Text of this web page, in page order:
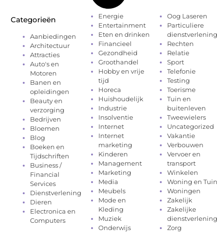
Categorieën
Aanbiedingen
Architectuur
Attracties
Auto's en
Motoren
Banen en
opleidingen
Beauty en
verzorging
Bedrijven
Bloemen
Blog
Boeken en
Tijdschriften
Business /
Financial
Services
Dienstverlening
Dieren
Electronica en
Computers
Energie
Entertainment
Eten en drinken
Financieel
Gezondheid
Groothandel
Hobby en vrije
tijd
Horeca
Huishoudelijk
Industrie
Insolventie
Internet
Internet
marketing
Kinderen
Management
Marketing
Media
Meubels
Mode en
Kleding
Muziek
Onderwijs
Oog Laseren
Particuliere
dienstverlening
Rechten
Relatie
Sport
Telefonie
Testing
Toerisme
Tuin en
buitenleven
Tweewielers
Uncategorized
Vakantie
Verbouwen
Vervoer en
transport
Winkelen
Woning en Tuin
Woningen
Zakelijk
Zakelijke
dienstverlening
Zorg